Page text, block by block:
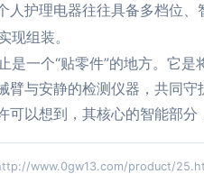
人护理电器往往具备多档位
现组装。
是一个“贴零件”的地方。它
臂与安静的检测仪器，共同
可以想到，其核心的智能部分
www.0gw13.com/product/